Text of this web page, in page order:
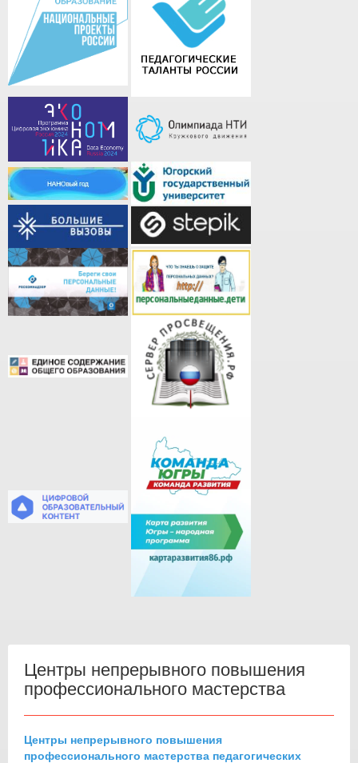
Центры непрерывного повышения
профессионального мастерства
Центры непрерывного повышения
профессионального мастерства педагогических